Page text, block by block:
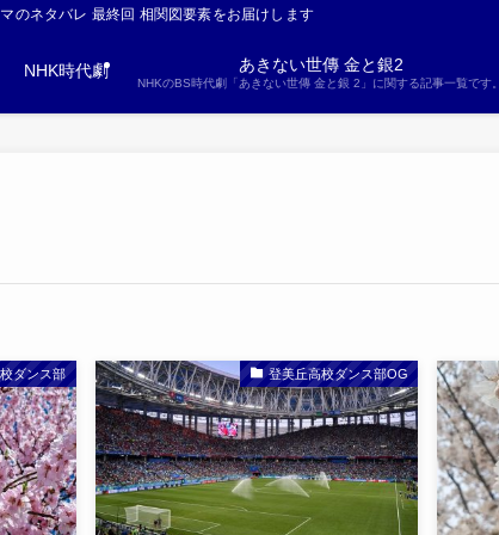
のネタバレ 最終回 相関図要素をお届けします
NHK時代劇 あきない世傳 金と銀2
NHKのBS時代劇「あきない世傳 金と銀 2」に関する記事一覧です。
ダンス部 登美丘高校ダンス部OG